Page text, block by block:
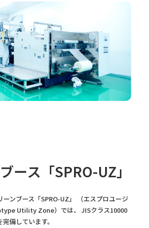
ース「SPRO-UZ」
ンブース「SPRO-UZ」 （エスプロユージ
Utility Zone）では、 JISクラス10000
備しています。